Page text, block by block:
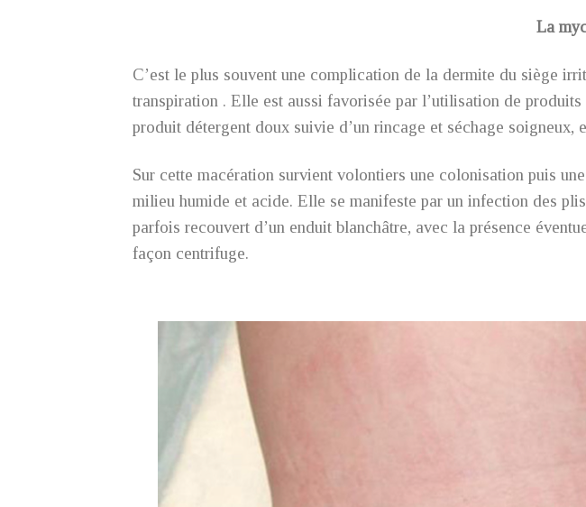
La
C’est le plus souvent une complication de la dermite du siège
transpiration . Elle est aussi favorisée par l’utilisation de
produit détergent doux suivie d’un rincage et séchage
Sur cette macération survient volontiers une colonisation puis
milieu humide et acide. Elle se manifeste par un infection des
parfois recouvert d’un enduit blanchâtre, avec la présence
façon centrifuge.